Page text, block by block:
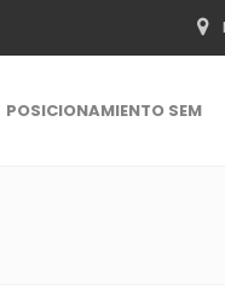
POSICIONAMIENTO SEM